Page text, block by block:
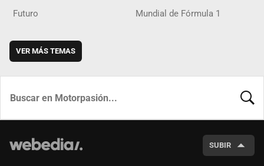
Futuro Mundial de Fórmula 1
VER MÁS TEMAS
SUBIR